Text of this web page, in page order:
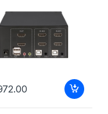
SWITCH KVM PARA 2
Y 2
HDMI 4K 2USB